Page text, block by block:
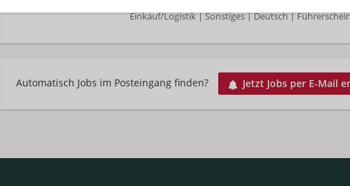
Einkauf/Logistik | Sonstiges | Deutsch |
Automatisch Jobs im Posteingang finden? Jetzt Jobs per E-Mail